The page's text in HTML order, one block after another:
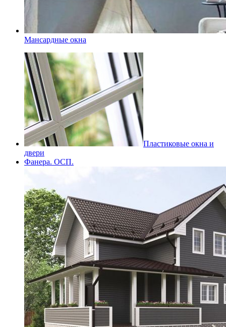
Мансардные окна
Пластиковые окна и
двери
Фанера. ОСП.